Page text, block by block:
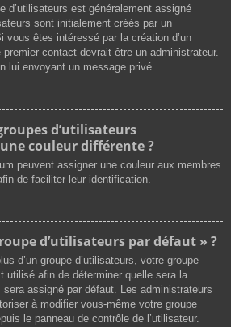
d’utilisateurs est généralement assigné
sont initialement créés par un
vous êtes intéressé par la création d’un
premier contact devrait être un administrateur.
lui envoyant un message privé.
d’utilisateurs
couleur différente ?
peuvent assigner une couleur aux membres
de faciliter leur identification.
d’utilisateurs par défaut » ?
d’un groupe d’utilisateurs, votre groupe
utilisé afin de déterminer quelle sera la
assigné par défaut. Les administrateurs
à modifier vous-même votre groupe
le panneau de contrôle de l’utilisateur.